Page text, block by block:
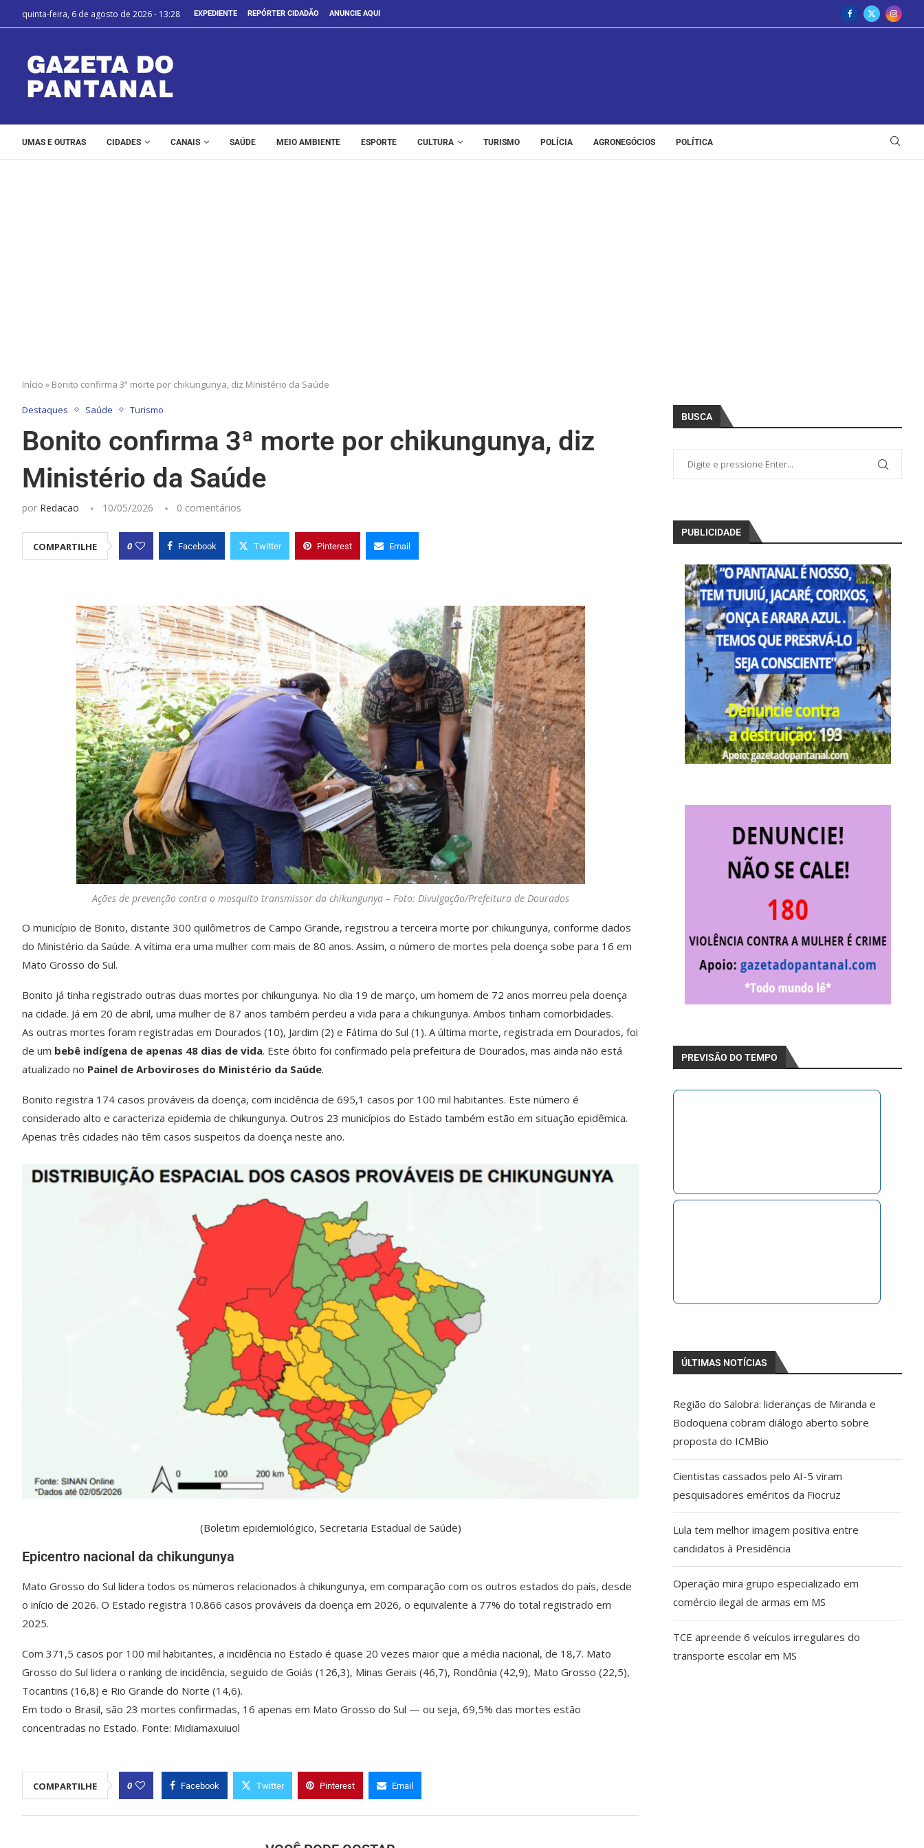
quinta-feira, 6 de agosto de 2026 - 13:28 EXPEDIENTE REPÓRTER CIDADÃO ANUNCIE AQUI
UMAS E OUTRAS CIDADES CANAIS SAÚDE MEIO AMBIENTE ESPORTE CULTURA TURISMO POLÍCIA AGRONEGÓCIOS POLÍTICA
Início » Bonito confirma 3ª morte por chikungunya, diz Ministério da Saúde
Destaques Saúde Turismo
Bonito confirma 3ª morte por chikungunya, diz
Ministério da Saúde
por Redacao 10/05/2026 0 comentários
COMPARTILHE 0 Facebook Twitter Pinterest Email
Ações de prevenção contra o mosquito transmissor da chikungunya – Foto: Divulgação/Prefeitura de Dourados
O município de Bonito, distante 300 quilômetros de Campo Grande, registrou a terceira morte por chikungunya, conforme dados
do Ministério da Saúde. A vítima era uma mulher com mais de 80 anos. Assim, o número de mortes pela doença sobe para 16 em
Mato Grosso do Sul.
Bonito já tinha registrado outras duas mortes por chikungunya. No dia 19 de março, um homem de 72 anos morreu pela doença
na cidade. Já em 20 de abril, uma mulher de 87 anos também perdeu a vida para a chikungunya. Ambos tinham comorbidades.
As outras mortes foram registradas em Dourados (10), Jardim (2) e Fátima do Sul (1). A última morte, registrada em Dourados, foi
de um bebê indígena de apenas 48 dias de vida. Este óbito foi confirmado pela prefeitura de Dourados, mas ainda não está
atualizado no Painel de Arboviroses do Ministério da Saúde.
Bonito registra 174 casos prováveis da doença, com incidência de 695,1 casos por 100 mil habitantes. Este número é
considerado alto e caracteriza epidemia de chikungunya. Outros 23 municípios do Estado também estão em situação epidêmica.
Apenas três cidades não têm casos suspeitos da doença neste ano.
(Boletim epidemiológico, Secretaria Estadual de Saúde)
Epicentro nacional da chikungunya
Mato Grosso do Sul lidera todos os números relacionados à chikungunya, em comparação com os outros estados do país, desde
o início de 2026. O Estado registra 10.866 casos prováveis da doença em 2026, o equivalente a 77% do total registrado em
2025.
Com 371,5 casos por 100 mil habitantes, a incidência no Estado é quase 20 vezes maior que a média nacional, de 18,7. Mato
Grosso do Sul lidera o ranking de incidência, seguido de Goiás (126,3), Minas Gerais (46,7), Rondônia (42,9), Mato Grosso (22,5),
Tocantins (16,8) e Rio Grande do Norte (14,6).
Em todo o Brasil, são 23 mortes confirmadas, 16 apenas em Mato Grosso do Sul — ou seja, 69,5% das mortes estão
concentradas no Estado. Fonte: Midiamaxuiuol
COMPARTILHE 0 Facebook Twitter Pinterest Email
BUSCA
PUBLICIDADE
PREVISÃO DO TEMPO
ÚLTIMAS NOTÍCIAS
Região do Salobra: lideranças de Miranda e
Bodoquena cobram diálogo aberto sobre
proposta do ICMBio
Cientistas cassados pelo AI-5 viram
pesquisadores eméritos da Fiocruz
Lula tem melhor imagem positiva entre
candidatos à Presidência
Operação mira grupo especializado em
comércio ilegal de armas em MS
TCE apreende 6 veículos irregulares do
transporte escolar em MS